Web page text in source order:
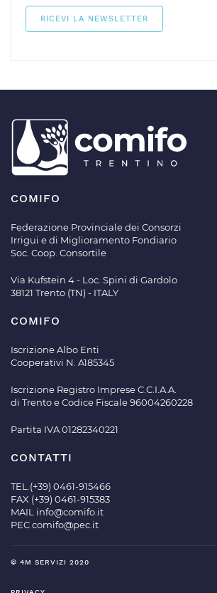
COMIFO
Federazione Provinciale dei Consorzi
Irrigui e di Miglioramento Fondiario
Soc. Coop. Consortile
Via Kufstein 4 - Loc. Spini di Gardolo
38121 Trento (TN) - ITALY
COMIFO
Iscrizione Albo Enti
Cooperativi N. A185345
Iscrizione Registro Imprese C.C.I.A.A.
di Trento e Codice Fiscale 96004260228
Partita IVA 01282340221
CONTATTI
TEL.(+39) 0461-915466
FAX (+39) 0461-915383
MAIL info@comifo.it
PECcomifo@pec.it
© 4M SERVIZI 2020